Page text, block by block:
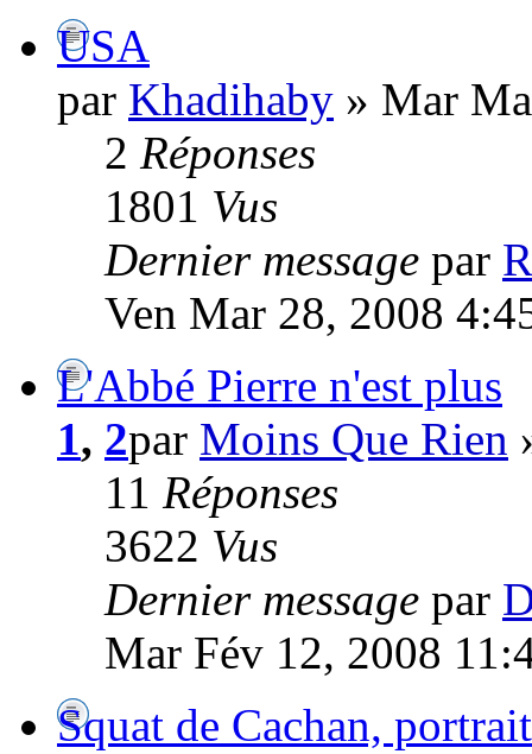
USA
par Khadihaby » Mar
2 Réponses
1801 Vus
Dernier message par
Ven Mar 28, 2008
L'Abbé Pierre n'est plus
1, 2par Moins Que Rien
11 Réponses
3622 Vus
Dernier message par
Mar Fév 12, 2008
Squat de Cachan,